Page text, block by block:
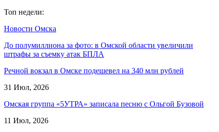
Топ недели:
Новости Омска
До полумиллиона за фото: в Омской области увеличили
штрафы за съемку атак БПЛА
Речной вокзал в Омске подешевел на 340 млн рублей
31 Июл, 2026
Омская группа «5УТРА» записала песню с Ольгой Бузовой
11 Июл, 2026